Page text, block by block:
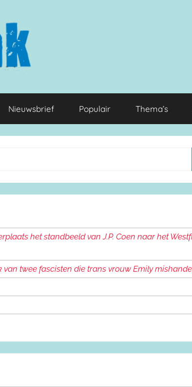
Nieuwsbrief Populair Thema’s
het standbeeld van J.P. Coen naar het
twee fascisten die trans vrouw Emily